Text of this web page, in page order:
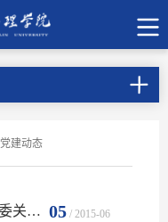
党建动态
05 / 2015-06
校领导到物理学院宣读校党委关于孟文卓同志的任命决定